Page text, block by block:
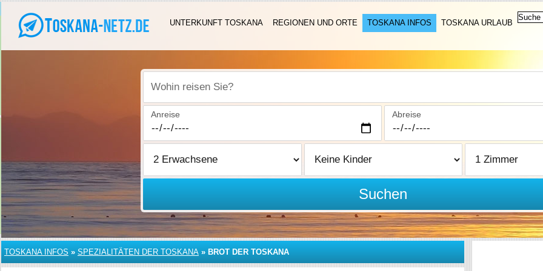
UNTERKUNFT TOSKANA REGIONEN UND ORTE TOSKANA INFOS TOSKANA URLAUB
Wohin reisen Sie?
Anreise Abreise
Suchen
TOSKANA INFOS » SPEZIALITÄTEN DER TOSKANA » BROT DER TOSKANA